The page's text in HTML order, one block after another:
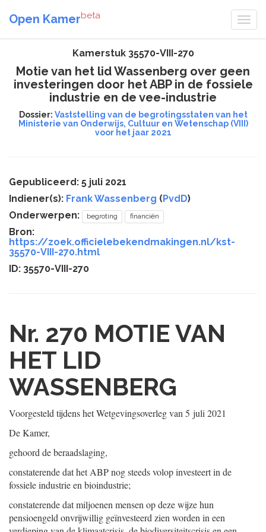
Open Kamerbeta
Kamerstuk 35570-VIII-270
Motie van het lid Wassenberg over geen
investeringen door het ABP in de fossiele
industrie en de vee-industrie
Dossier: Vaststelling van de begrotingsstaten van het
Ministerie van Onderwijs, Cultuur en Wetenschap (VIII)
voor het jaar 2021
Gepubliceerd: 5 juli 2021
Indiener(s): Frank Wassenberg (PvdD)
Onderwerpen:
begroting financiën
Bron:
https://zoek.officielebekendmakingen.nl/kst-
35570-VIII-270.html
ID: 35570-VIII-270
Nr. 270 MOTIE VAN
HET LID
WASSENBERG
Voorgesteld tijdens het Wetgevingsoverleg van 5 juli 2021
De Kamer,
gehoord de beraadslaging,
constaterende dat het ABP nog steeds volop investeert in de
fossiele industrie en bioindustrie;
constaterende dat miljoenen mensen op deze wijze hun
pensioengeld onvrijwillig geïnvesteerd zien worden in een